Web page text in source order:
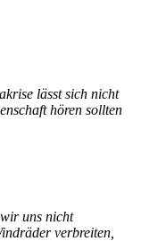
lässt sich nicht
hören sollten
uns nicht
verbreiten,